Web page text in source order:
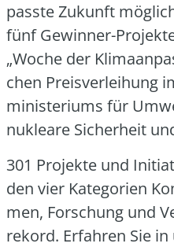
pass­te Zukunft
fünf Gewin­ner-
„Woche der
chen Preis­ver­lei­hung
mi­nis­te­ri­ums für
nuklea­re Sicher­heit
301 Pro­jek­te und
den vier Kate­go­rien
men, For­schung und
re­kord. Erfah­ren Sie